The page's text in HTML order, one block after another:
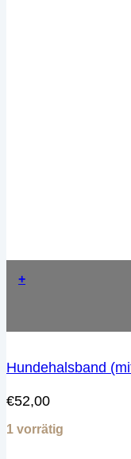
+
Hundehalsband
€52,00
1 vorrätig